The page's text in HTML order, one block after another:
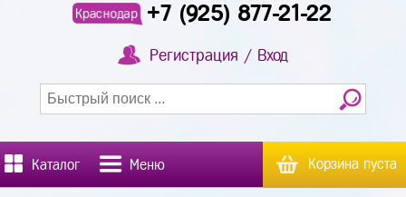
Краснодар +7 (925) 877-21-22
Регистрация / Вход
Каталог Меню Корзина пуста